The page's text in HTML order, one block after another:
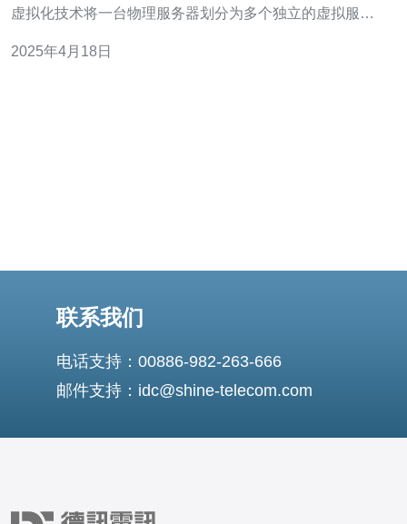
虚拟化技术将一台物理服务器划分为多个独立的虚拟服务
资源和独立的配置。 越南CN2 VPS是指托管在越南的连接
2025年4月18日
联系我们
电话支持：00886-982-263-666
邮件支持：idc@shine-telecom.com